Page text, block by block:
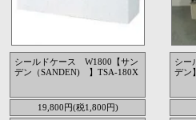
シールドケース W1800【サン
デン（SANDEN) 】TSA-180X
19,800円(税1,800円)
シー
デン